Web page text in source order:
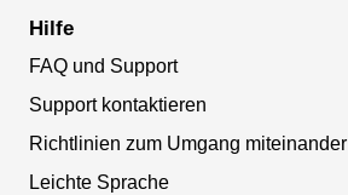
Hilfe
FAQ und Support
Support kontaktieren
Richtlinien zum Umgang miteinander
Leichte Sprache